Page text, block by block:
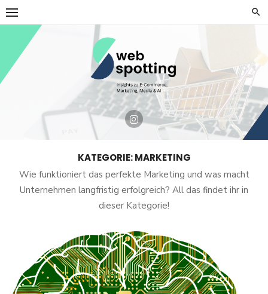
Skip
to
content
KATEGORIE:MARKETING
Wie funktioniert das perfekte Marketing und was macht
Unternehmen langfristig erfolgreich? All das findet ihr in
dieser Kategorie!